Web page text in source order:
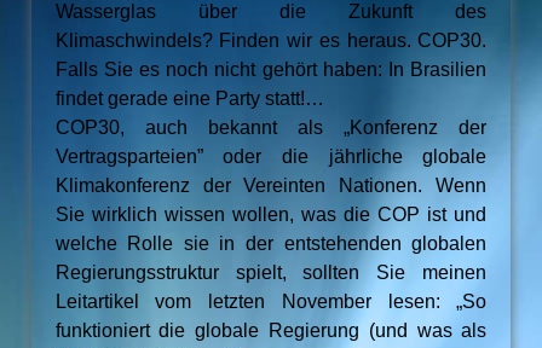
Wasserglas über die Zukunft des
Klimaschwindels? Finden wir es heraus. COP30.
Falls Sie es noch nicht gehört haben: In Brasilien
findet gerade eine Party statt!…
COP30, auch bekannt als „Konferenz der
Vertragsparteien” oder die jährliche globale
Klimakonferenz der Vereinten Nationen. Wenn
Sie wirklich wissen wollen, was die COP ist und
welche Rolle sie in der entstehenden globalen
Regierungsstruktur spielt, sollten Sie meinen
Leitartikel vom letzten November lesen: „So
funktioniert die globale Regierung (und was als